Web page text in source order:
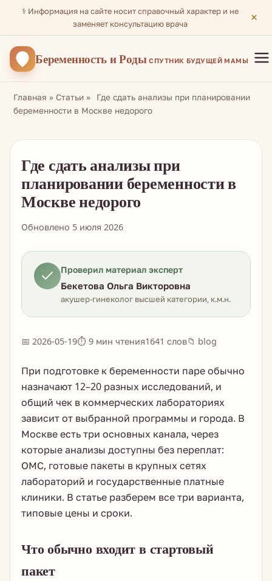
⚕️ Информация на сайте носит справочный характер и не
заменяет консультацию врача
×
Беременностьи Роды СПУТНИК БУДУЩЕЙ МАМЫ
Главная » Статьи » Где сдать анализы при планировании
беременности в Москве недорого
Где сдать анализы при
планировании беременности в
Москве недорого
Обновлено 5 июля 2026
Проверил материал эксперт
Бекетова Ольга Викторовна
акушер-гинеколог высшей категории, к.м.н.
📅 2026-05-19⏱ 9 мин чтения1641 слов📁 blog
При подготовке к беременности паре обычно
назначают 12–20 разных исследований, и
общий чек в коммерческих лабораториях
зависит от выбранной программы и города. В
Москве есть три основных канала, через
которые анализы доступны без переплат:
ОМС, готовые пакеты в крупных сетях
лабораторий и государственные платные
клиники. В статье разберем все три варианта,
типовые цены и сроки.
Что обычно входит в стартовый
пакет